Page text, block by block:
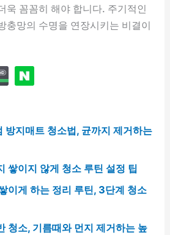
욱 꼼꼼히 해야 합니다. 주기적인
충망의 수명을 연장시키는 비결이
방지매트 청소법, 균까지 제거하는
쌓이지 않게 청소 루틴 설정 팁
이게 하는 정리 루틴, 3단계 청소
청소, 기름때와 먼지 제거하는 높